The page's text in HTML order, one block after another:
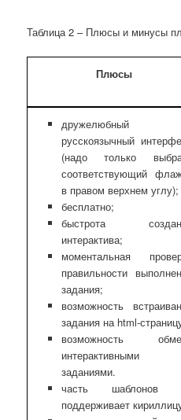
Таблица 2 – Плюсы и минусы
Плюсы
дружелюбный
русскоязычный
(надо только
соответствующий
в правом верхнем углу);
бесплатно;
быстрота
интерактива;
моментальная
правильности
задания;
возможность
задания на html-
возможность
интерактивными
заданиями.
часть шаблонов
поддерживает